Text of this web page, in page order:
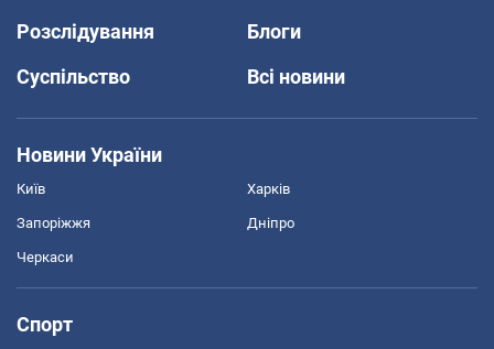
Розслідування
Блоги
Суспільство
Всі новини
Новини України
Київ Харків
Запоріжжя Дніпро
Черкаси
Спорт